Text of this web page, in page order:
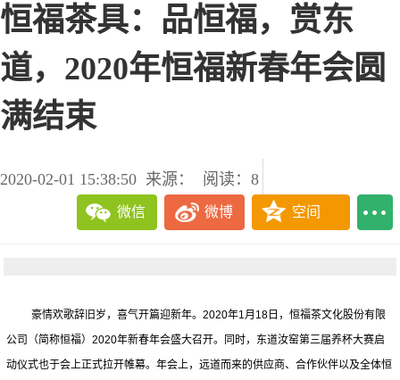
恒福茶具：品恒福，赏东
道，2020年恒福新春年会圆
满结束
2020-02-01 15:38:50 来源： 阅读：8
微信 微博 空间
豪情欢歌辞旧岁，喜气开篇迎新年。2020年1月18日，恒福茶文化股份有限
公司（简称恒福）2020年新春年会盛大召开。同时，东道汝窑第三届养杯大赛启
动仪式也于会上正式拉开帷幕。年会上，远道而来的供应商、合作伙伴以及全体恒